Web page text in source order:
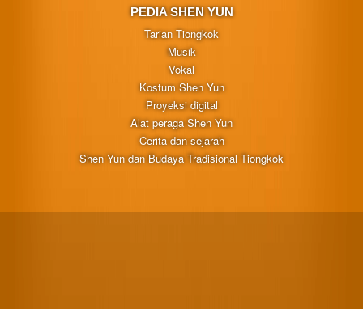
PEDIA SHEN YUN
Tarian Tiongkok
Musik
Vokal
Kostum Shen Yun
Proyeksi digital
Alat peraga Shen Yun
Cerita dan sejarah
Shen Yun dan Budaya Tradisional Tiongkok